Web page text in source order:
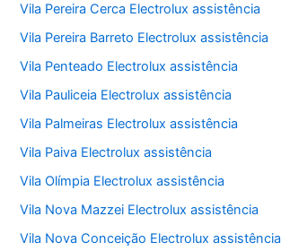
Vila Pereira Cerca Electrolux assistência
Vila Pereira Barreto Electrolux assistência
Vila Penteado Electrolux assistência
Vila Pauliceia Electrolux assistência
Vila Palmeiras Electrolux assistência
Vila Paiva Electrolux assistência
Vila Olímpia Electrolux assistência
Vila Nova Mazzei Electrolux assistência
Vila Nova Conceição Electrolux assistência